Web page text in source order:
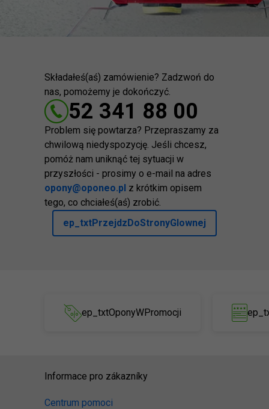
Składałeś(aś) zamówienie? Zadzwoń do
nas, pomożemy je dokończyć.
52 341 88 00
Problem się powtarza? Przepraszamy za
chwilową niedyspozycję. Jeśli chcesz,
pomóż nam uniknąć tej sytuacji w
przyszłości - prosimy o e-mail na adres
opony@oponeo.pl z krótkim opisem
tego, co chciałeś(aś) zrobić.
ep_txtPrzejdzDoStronyGlownej
ep_txtOponyWPromocji
Informace pro zákazníky
Centrum pomoci